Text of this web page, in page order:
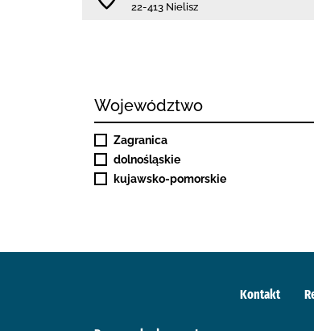
22-413 Nielisz
Województwo
Zagranica
dolnośląskie
kujawsko-pomorskie
Kontakt